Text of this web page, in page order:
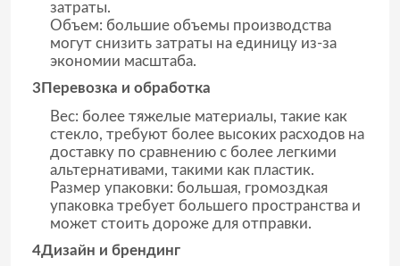
контактные данные
Отправить запрос
Стеклянные бутылки
стеклянные опарникы
Стеклянные чашки
затраты.
Объем: большие объемы производства
могут снизить затраты на единицу из-за
экономии масштаба.
3Перевозка и обработка
Вес: более тяжелые материалы, такие как
стекло, требуют более высоких расходов на
доставку по сравнению с более легкими
альтернативами, такими как пластик.
Размер упаковки: большая, громоздкая
упаковка требует большего пространства и
может стоить дороже для отправки.
4Дизайн и брендинг